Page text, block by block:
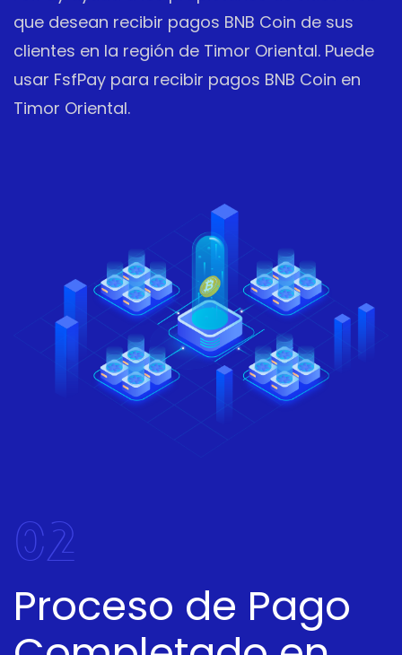
que desean recibir pagos BNB Coin de sus
clientes en la región de Timor Oriental. Puede
usar FsfPay para recibir pagos BNB Coin en
Timor Oriental.
02
Proceso de Pago